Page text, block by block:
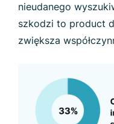
nieudanego
szkodzi to product
zwiększa